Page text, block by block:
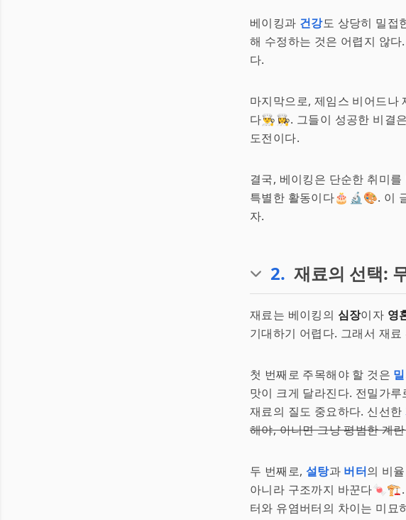
베이킹과 건강도 상당히 밀접
해 수정하는 것은 어렵지 않다
다.
마지막으로, 제임스 비어드나
다👨‍🍳👩‍🍳. 그들이 성공한 비
도전이다.
결국, 베이킹은 단순한 취미
특별한 활동이다🎂🔬🎨. 이
자.
2. 재료의 선택:
재료는 베이킹의 심장이자 영
기대하기 어렵다. 그래서 재료
첫 번째로 주목해야 할 것은
맛이 크게 달라진다. 전밀가
재료의 질도 중요하다. 신선한
해야, 아니면 그냥 평범한 계
두 번째로, 설탕과 버터의 비
아니라 구조까지 바꾼다🍬🏗️.
터와 유염버터의 차이는 미묘